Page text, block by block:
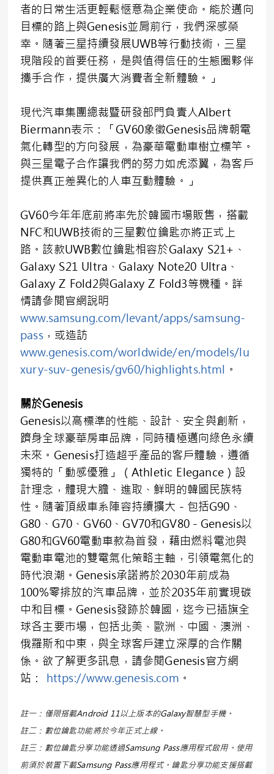
者的日常生活更輕鬆愜意為企業使命。能於邁向
目標的路上與Genesis並肩前行，我們深感榮
幸。隨著三星持續發展UWB等行動技術，三星
現階段的首要任務，是與值得信任的生態圈夥伴
攜手合作，提供廣大消費者全新體驗。」
現代汽車集團總裁暨研發部門負責人Albert
Biermann表示：「GV60象徵Genesis品牌朝電
氣化轉型的方向發展，為豪華電動車樹立標竿。
與三星電子合作讓我們的努力如虎添翼，為客戶
提供真正差異化的人車互動體驗。」
GV60今年年底前將率先於韓國市場販售，搭載
NFC和UWB技術的三星數位鑰匙亦將正式上
路。該款UWB數位鑰匙相容於Galaxy S21+、
Galaxy S21 Ultra、Galaxy Note20 Ultra、
Galaxy Z Fold2與Galaxy Z Fold3等機種。詳
情請參閱官網說明
www.samsung.com/levant/apps/samsung-
pass，或造訪
www.genesis.com/worldwide/en/models/lu
xury-suv-genesis/gv60/highlights.html 。
關於Genesis
Genesis以高標準的性能、設計、安全與創新，
躋身全球豪華房車品牌，同時積極邁向綠色永續
未來。Genesis打造超乎產品的客戶體驗，遵循
獨特的「動感優雅」（Athletic Elegance）設
計理念，體現大膽、進取、鮮明的韓國民族特
性。隨著頂級車系陣容持續擴大－包括G90、
G80、G70、GV60、GV70和GV80－Genesis以
G80和GV60電動車款為首發，藉由燃料電池與
電動車電池的雙電氣化策略主軸，引領電氣化的
時代浪潮。Genesis承諾將於2030年前成為
100%零排放的汽車品牌，並於2035年前實現碳
中和目標。Genesis發跡於韓國，迄今已插旗全
球各主要市場，包括北美、歐洲、中國、澳洲、
俄羅斯和中東，與全球客戶建立深厚的合作關
係。欲了解更多訊息，請參閱Genesis官方網
站： https://www.genesis.com 。
註一：僅限搭載Android 11以上版本的Galaxy智慧型手機。
註二：數位鑰匙功能將於今年正式上線。
註三：數位鑰匙分享功能透過Samsung Pass應用程式啟用。使用
前須於裝置下載Samsung Pass應用程式。鑰匙分享功能支援搭載